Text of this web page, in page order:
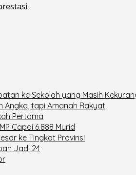
ke Sekolah yang Masih
Angka, tapi Amanah Rakyat
Pertama
Capai 6.888 Murid
ke Tingkat Provinsi
Jadi 24